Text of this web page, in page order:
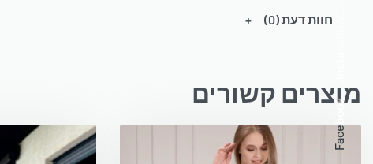
חוות דעת (0)
מוצרים קשורים
Follow us
Facebook